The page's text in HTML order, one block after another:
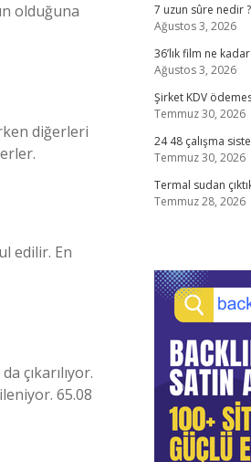
olduğuna
diğerleri
edilir. En
çıkarılıyor.
65.08
7 uzun sûre nedir ?
Ağustos 3, 2026
36’lık film ne kadar
Ağustos 3, 2026
Şirket KDV
Temmuz 30, 2026
24 48 çalışma
Temmuz 30, 2026
Termal sudan
Temmuz 28, 2026